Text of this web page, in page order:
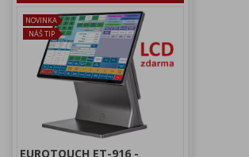
NOVINKA
NÁŠ TIP
EUROTOUCH ET-916 -